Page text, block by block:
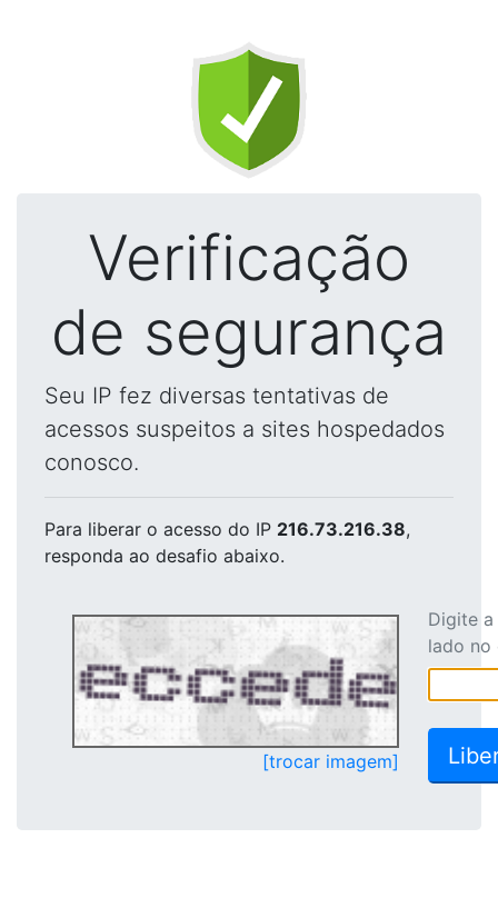
Verificação
de segurança
Seu IP fez diversas tentativas de
acessos suspeitos a sites hospedados
conosco.
Para liberar o acesso do IP 216.73.216.38,
responda ao desafio abaixo.
[trocar imagem]
Digite
lado no